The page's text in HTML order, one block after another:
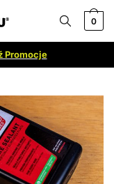
0
Promocje